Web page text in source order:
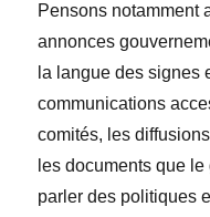
Pensons notamment
annonces
la langue des signes
communications
comités, les
les documents que
parler des politiques